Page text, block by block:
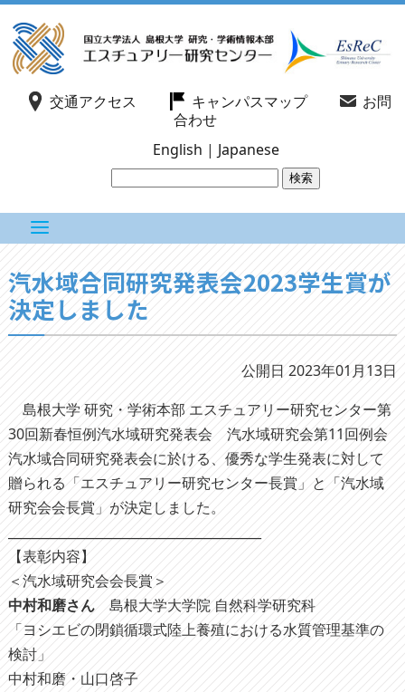
交通アクセス キャンパスマップ
お問
合わせ
English | Japanese
汽水域合同研究発表会2023学生賞が
決定しました
公開日 2023年01月13日
島根大学 研究・学術本部 エスチュアリー研究センター第
30回新春恒例汽水域研究発表会 汽水域研究会第11回例会
汽水域合同研究発表会に於ける、優秀な学生発表に対して
贈られる「エスチュアリー研究センター長賞」と「汽水域
研究会会長賞」が決定しました。
【表彰内容】
＜汽水域研究会会長賞＞
中村和磨さん島根大学大学院 自然科学研究科
「ヨシエビの閉鎖循環式陸上養殖における水質管理基準の
検討」
中村和磨・山口啓子